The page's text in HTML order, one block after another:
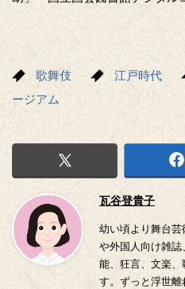
歌舞伎 江戸時代
ージアム
瓦谷登貴子
幼い頃より舞台
や外国人向け雑誌
能、狂言、文楽
す。ずっと浮世離